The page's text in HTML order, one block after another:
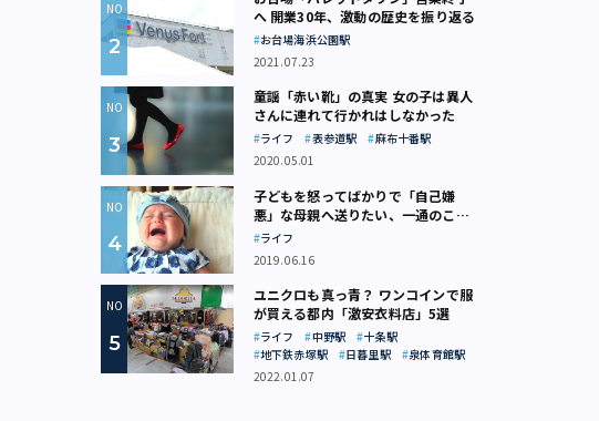
へ 開業30年、激動の歴史を振り返る
お台場海浜公園駅
2021.07.23
童謡「赤い靴」の真実 女の子は異人
さんに連れて行かれはしなかった
ライフ 表参道駅
麻布十番駅
2020.05.01
子どもを怒ってばかりで「自己嫌
悪」な母親へ送りたい、一通のここ
ろの処方箋
ライフ
2019.06.16
ユニクロも真っ青？ ワンコインで服
が買える都内「激安衣料店」5選
ライフ 中野駅
十条駅
地下鉄赤塚駅
日暮里駅
泉体育館駅
2022.01.07